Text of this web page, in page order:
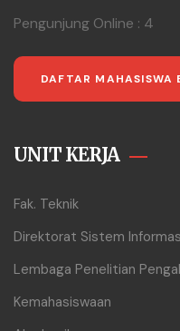
Pengunjung Online : 4
DAFTAR MAHASISWA
UNIT KERJA
Fak. Teknik
Direktorat Sistem
Lembaga Penelitian
Kemahasiswaan